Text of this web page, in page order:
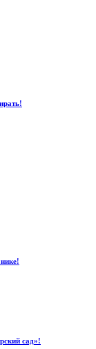
сад»!